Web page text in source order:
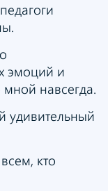
эмоций и
мной навсегда.
удивительный
кто